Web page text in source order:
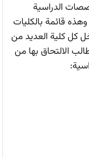
الدراسية
قائمة بالكليات
كل كلية العديد من
الالتحاق بها من